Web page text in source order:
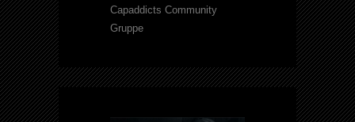
Capaddicts Community
Gruppe